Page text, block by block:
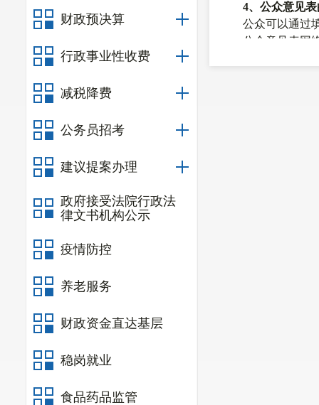
财政预决算
行政事业性收费
减税降费
公务员招考
建议提案办理
政府接受法院行政法
律文书机构公示
疫情防控
养老服务
财政资金直达基层
稳岗就业
食品药品监管
4、公众意见
公众可以通过
公众意见表网